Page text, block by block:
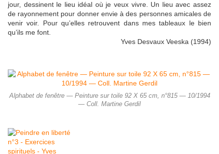
jour, dessinent le lieu idéal où je veux vivre. Un lieu avec assez
de rayonnement pour donner envie à des personnes amicales de
venir voir. Pour qu’elles retrouvent dans mes tableaux le bien
qu’ils me font.
Yves Desvaux Veeska (1994)
Alphabet de fenêtre — Peinture sur toile 92 X 65 cm, n°815 — 10/1994
— Coll. Martine Gerdil